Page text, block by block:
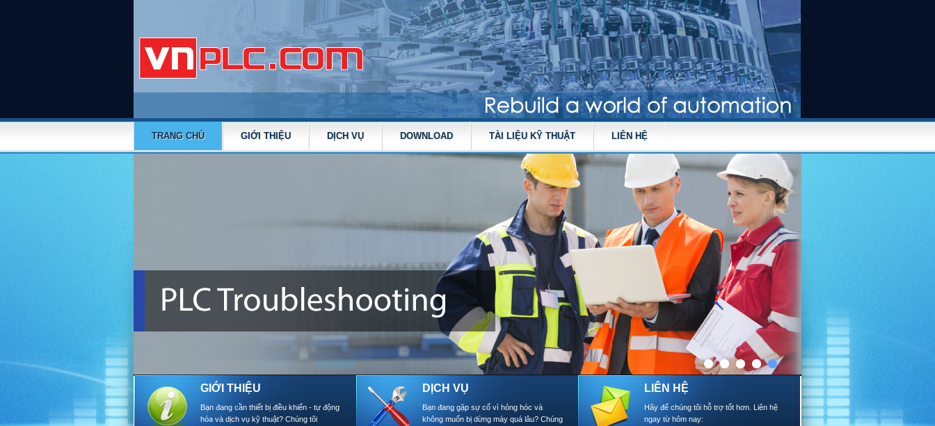
TRANG CHỦ GIỚI THIỆU DỊCH VỤ DOWNLOAD TÀI LIỆU KỸ THUẬT LIÊN HỆ
GIỚI THIỆU
Bạn đang cần thiết bị điều khiển - tự động
hóa và dịch vụ kỹ thuật? Chúng tôi
DỊCH VỤ
Bạn đang gặp sự cố vì hỏng hóc và
không muốn bị dừng máy quá lâu? Chúng
LIÊN HỆ
Hãy để chúng tôi hỗ trợ tốt hơn. Liên hệ
ngay từ hôm nay: